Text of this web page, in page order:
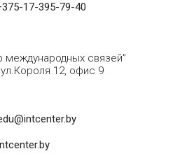
375-17-395-79-40
международных связей"
12, офис 9